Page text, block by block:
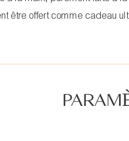
être offert comme cadeau